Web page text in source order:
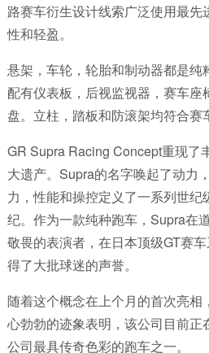
路赛车衍生设计线索广泛使用最先
性和轻盈。
悬架，车轮，轮胎和制动器都是纯
配有仪表板，后视监视器，赛车座
盘。立柱，踏板和防滚架均符合赛
GR Supra Racing Concept重现了
大遗产。Supra的名字唤起了动力
力，性能和操控定义了一系列世纪
纪。作为一款纯种跑车，Supra在
敬畏的表演者，在日本顶级GT赛
得了大批球迷的声誉。
随着这个概念在上个月的首次亮相
心勃勃的迹象表明，该公司目前正
公司最具传奇色彩的跑车之一。